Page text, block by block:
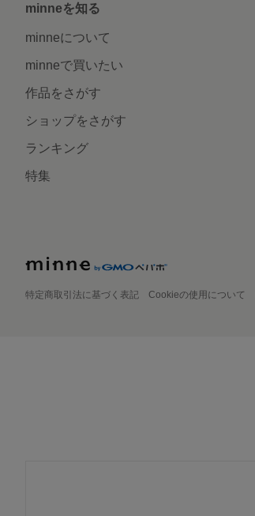
minneを知る
minneについて
minneで買いたい
作品をさがす
ショップをさがす
ランキング
特集
特定商取引法に基づく表記 Cookieの使用について